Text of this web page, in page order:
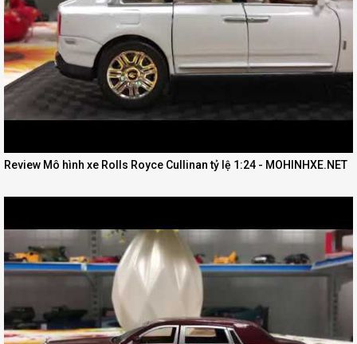
Review Mô hình xe Rolls Royce Cullinan tỷ lệ 1:24 - MOHINHXE.NET